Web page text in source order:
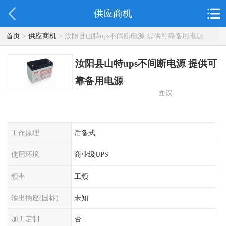
供应商机
首页> 供应商机> 汝阳县山特ups不间断电源 提供可靠备用电源
汝阳县山特ups不间断电源 提供可
靠备用电源
面议
工作原理 后备式
使用环境 商业级UPS
频率 工频
输出插座(国标) 未知
加工定制 否